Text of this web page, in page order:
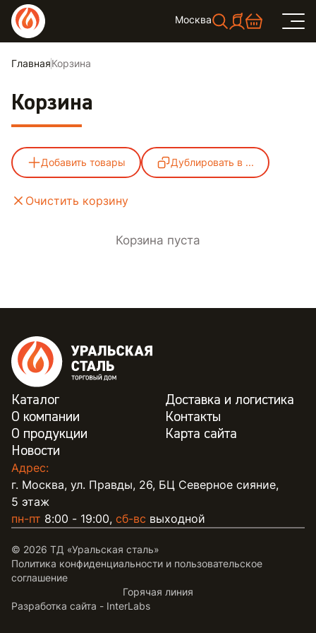
Москва
ГлавнаяКорзина
Корзина
Добавить товары Дублировать в ...
Очистить корзину
Корзина пуста
Каталог
О компании
О продукции
Новости
Доставка и логистика
Контакты
Карта сайта
Адрес:
г. Москва, ул. Правды, 26, БЦ Северное сияние,
5 этаж
пн-пт 8:00 - 19:00, сб-вс выходной
© 2026 ТД «Уральская сталь»
Политика конфиденциальности и пользовательское
соглашение
Горячая линия
Разработка сайта - InterLabs